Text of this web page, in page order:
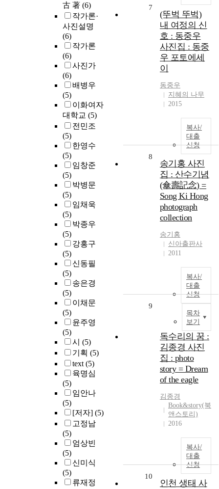
古 著 (6)
작가론·
사진설명
(6)
작가론
(6)
사진가
(6)
배병우
(5)
이화여자
대학교 (5)
전민조
(5)
한영수
(5)
임창준
(5)
박병문
(5)
임채욱
(5)
박종우
(5)
강홍구
(5)
신동필
(5)
송은경
(5)
이채문
(5)
윤주영
(5)
시 (5)
기획 (5)
text(5)
육명심
(5)
임안나
(5)
[저자] (5)
고정남
(5)
엄상빈
(5)
신미식
(5)
류재정
7
(뚜벅 뚜벅)
내 여정의 신
호 : 동중우
사진집 : 동중
우 포토에세
이
동중우
지혜의 나무
2015
복사/
대출
신청
8
송기홍 사진
집 : 산수기념
(傘壽記念) =
Song Ki Hong
photograph
collection
송기홍
신아출판사
2011
복사/
대출
신청
목차
보기
9
독수리의 꿈 :
김종경 사진
집 : photo
story = Dream
of the eagle
김종경
Book&story(북
앤스토리)
2016
복사/
대출
신청
10
인천 생태 사